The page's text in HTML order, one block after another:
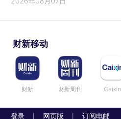
财新移动
财新 财新周刊 Caixin
登录 网页版 订阅电邮